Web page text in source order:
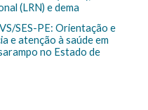
(LRN) e dema
SES-PE: Orientação e
e atenção à saúde em
no Estado de